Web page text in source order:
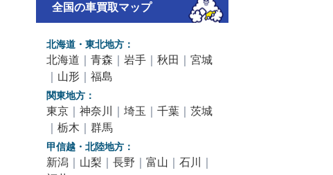
全国の車買取マップ
北海道・東北地方：
北海道 ｜ 青森 ｜ 岩手｜ 秋田 ｜ 宮城
｜ 山形｜ 福島
関東地方：
東京｜ 神奈川 ｜ 埼玉 ｜ 千葉｜ 茨城
｜ 栃木 ｜ 群馬
甲信越・北陸地方：
新潟 ｜ 山梨 ｜ 長野 ｜ 富山 ｜ 石川 ｜